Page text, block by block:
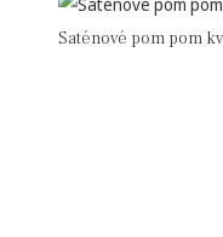
Saténové pom pom